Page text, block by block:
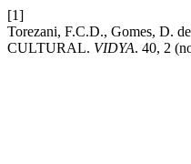
[1]
Torezani, F.C.D., Gomes,
CULTURAL. VIDYA. 40, 2